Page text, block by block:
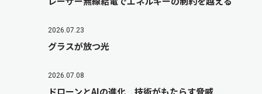
2026.07.23
グラスが放つ光
2026.07.08
ドローンとAIの進化 技術がもたらす脅威